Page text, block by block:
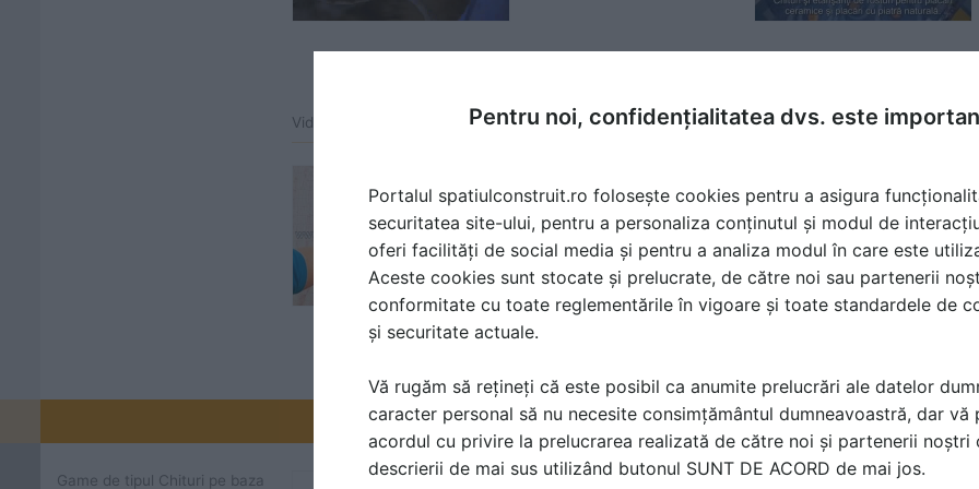
Video atașat la gama de produse
Chituri pe baza de ciment pentru rosturi MAPEI
Chituri MAPEI pe baza de ciment pentru rosturi la faianta,
naturala, mozaic din piatra naturala sau mozaic... citeste mai
12 imagini | 3 produse | 9 documentatii | 4 video
Promovați-vă produsele și serviciile pe SpatiulConstruit.ro!
Game de tipul Chituri pe baza
Pentru noi, confidențialitatea dvs. este
Portalul spatiulconstruit.ro folosește cookies pentru a asigura
securitatea site-ului, pentru a personaliza conținutul și modul de
oferi facilități de social media și pentru a analiza modul în care este
Aceste cookies sunt stocate și prelucrate, de către noi sau partenerii
conformitate cu toate reglementările în vigoare și toate standardele de
și securitate actuale.
Vă rugăm să rețineți că este posibil ca anumite prelucrări ale datelor
caracter personal să nu necesite consimțământul dumneavoastră, dar vă
acordul cu privire la prelucrarea realizată de către noi și partenerii noștri
descrierii de mai sus utilizând butonul SUNT DE ACORD de mai jos.